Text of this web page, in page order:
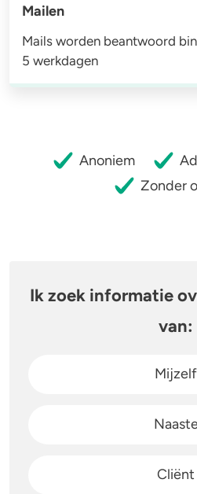
Mailen
Mails worden beantwoord
5 werkdagen
Anoniem
Zonder
Ik zoek informatie
van:
Mijzelf
Cliënt